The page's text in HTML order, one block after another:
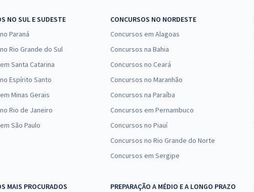
NO SUL E SUDESTE
Paraná
Rio Grande do Sul
Santa Catarina
Espírito Santo
Minas Gerais
Rio de Janeiro
São Paulo
CONCURSOS NO NORDESTE
Concursos em Alagoas
Concursos na Bahia
Concursos no Ceará
Concursos no Maranhão
Concursos na Paraíba
Concursos em Pernambuco
Concursos no Piauí
Concursos no Rio Grande do Norte
Concursos em Sergipe
MAIS PROCURADOS
PREPARAÇÃO A MÉDIO E A LONGO PRAZO